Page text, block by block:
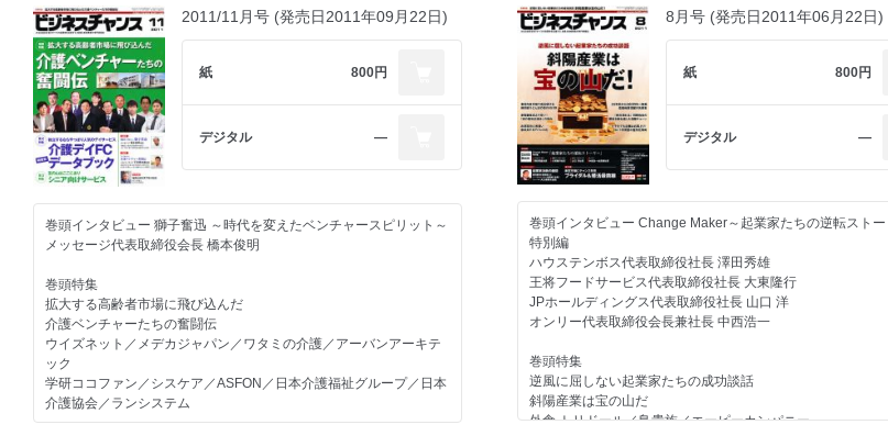
ビズマッチ
代理店2件
FC 5件
る 矢島里佳社長／ベクトル 西江肇司社長／テラモーターズ 徳
重徹社長／ゼットン 稲本健一社長／ウインローダー 高嶋民仁社
長／サウザンドクレイン 高橋良太社長
今、求められている人材とは リーダー論を哲学する
リクルートエグゼクティブエージェント 波戸内啓介社長
新潮流～この人に聞く～
日本アルコン チバビジョン 松村誠一郎社長
お役立ち情報局
イベントページ
今月の注目企業
助成金活用術／シニア起業ノススメ
バックオフィスの落とし穴
敏腕コンサルタントが語るM&A最新情報
著者に聞く!!『ともに戦える「仲間」のつくり方』
ビスリーチ／南壮一郎社長
次号予告
ココロオドル FC・代理店情報
ビズマッチ
FC 9件
代理店 10件
成長企業の舞台裏
学研パブリッシング／すららネット
百人百通りの起業ストーリー
キュウ急便 藤岡頼光理事長／和える 矢島里佳社長
日本人のベンチャーよ 今こそ東南アジアを目指せ!!
アットナビジャパン 加藤優次社長
今、求められている人材とは
今月のお役立ち情報
交流会情報
イベント情報
助成金活用術／シニア起業ノススメ
M&A最新情報
求人情報
社長のオススメ本
バックナンバー
秀實社髙橋秀幸の発掘！未来の百年企業経営者
Vol.3GP QUEST 島村牽市社長
成長企業の舞台裏
a power home／M&Aオークション／旅キャピタル
百人百通りの起業ストーリー
リリーラピスラズリ 古田島智佳社長／サムライインキュベ
日本人の精神が宿る国 ベトナムvol.2
アットナビジャパン 加藤優次社長
グローバル市場の攻略ポイントvol.2
エルエス・パートナーズ 松野小百合社長
今すぐ役立つビジネス情報満載
今月のお役立ち情報
第二特集
採用は個性だ！！
欲しい人材を集める採用の極意！
強力連載企画
天下取り対談
プリントモ代表取締役 宋 基東社長
検索にないビジネスチャンス ネットビジネス攻略法 其の二
新連載企画
ネクシィーズ近藤太香巳×次世代起業家 パッショントークセッショ
Vol1.エイ・エヌ・エス 赤澤博史社長
秀實社髙橋秀幸の発掘！未来の百年企業経営者
Vol1.東日本建設 遠藤一平社長
趣味も仕事！趣味を語る経営者たち
第１回 ゼットン 稲本健一社長
天下取り対談
メディアック代表取締役 小林雄介社長
貴社の最適化を全力サポート！EC支援Navi
システムインテグレータ／サンクユー／ポータル・ジャパン
メイクショップ／ソーシャルメディアコマース／ユニファ
EC studio／ネットマーケティング
今すぐ役立つビジネス情報満載
今月のお役立ち情報
助成金活用術／国際イベント情報２０１２
レンタルオフィスの活用
バックオフィスの落とし穴
日・中M＆A 基礎講座
社長のオススメ本
バックナンバー
次号予告
検索にないビジネスチャンス ネットビジネス攻略法 其の
ココロオドル FC・代理店情報 ビズマッチ「代理店編」
2011/11月号 (発売日2011年09月22日)
紙 800円
デジタル ―
巻頭インタビュー 獅子奮迅 ～時代を変えたベンチャースピリット～
メッセージ代表取締役会長 橋本俊明
巻頭特集
拡大する高齢者市場に飛び込んだ
介護ベンチャーたちの奮闘伝
ウイズネット／メデカジャパン／ワタミの介護／アーバンアーキテ
ック
学研ココファン／シスケア／ASFON／日本介護福祉グループ／日本
介護協会／ランシステム
8月号 (発売日2011年06月22日)
紙 800円
デジタル ―
巻頭インタビュー Change Maker～起業家たちの逆転ストー
特別編
ハウステンボス代表取締役社長 澤田秀雄
王将フードサービス代表取締役社長 大東隆行
JPホールディングス代表取締役社長 山口 洋
オンリー代表取締役会長兼社長 中西浩一
巻頭特集
逆風に屈しない起業家たちの成功談話
斜陽産業は宝の山だ
外食 トリドール／鳥貴族／エーピーカンパニー